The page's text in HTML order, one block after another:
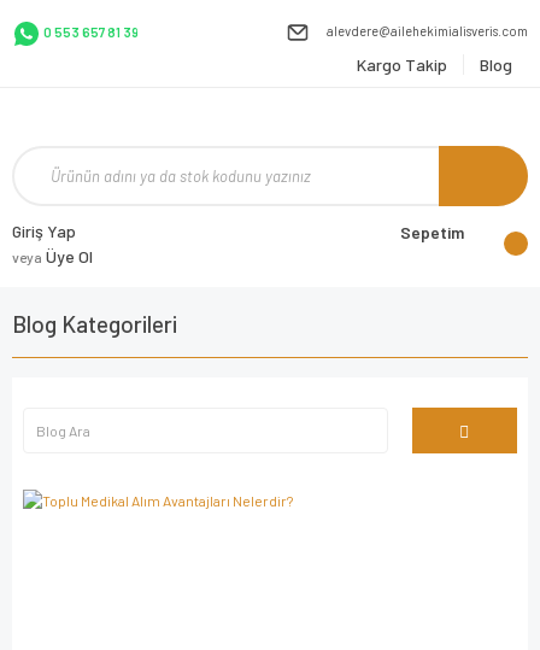
0 553 657 81 39 alevdere@ailehekimialisveris.com
Kargo Takip Blog
Giriş Yap
veya Üye Ol
Sepetim
Blog Kategorileri